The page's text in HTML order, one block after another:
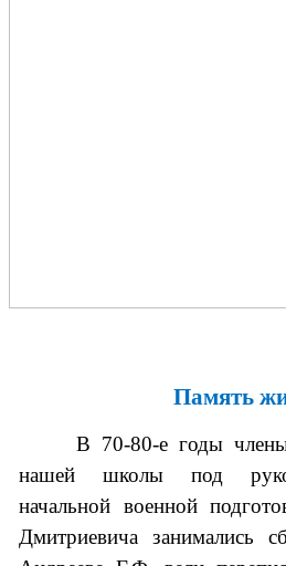
Память
В 70-80-е годы члены
нашей школы под
начальной военной
Дмитриевича занимались